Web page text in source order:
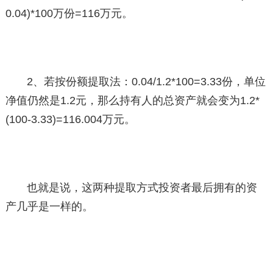
0.04)*100万份=116万元。
2、若按份额提取法：0.04/1.2*100=3.33份，单位
净值仍然是1.2元，那么持有人的总资产就会变为1.2*
(100-3.33)=116.004万元。
也就是说，这两种提取方式投资者最后拥有的资
产几乎是一样的。